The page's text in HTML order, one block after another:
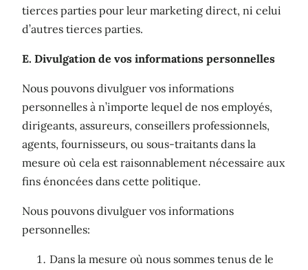
tierces parties pour leur marketing direct, ni celui
d’autres tierces parties.
E. Divulgation de vos informations personnelles
Nous pouvons divulguer vos informations
personnelles à n’importe lequel de nos employés,
dirigeants, assureurs, conseillers professionnels,
agents, fournisseurs, ou sous-traitants dans la
mesure où cela est raisonnablement nécessaire aux
fins énoncées dans cette politique.
Nous pouvons divulguer vos informations
personnelles:
Dans la mesure où nous sommes tenus de le